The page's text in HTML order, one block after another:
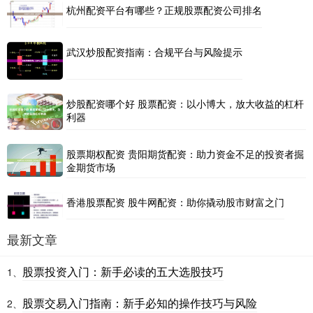
杭州配资平台有哪些？正规股票配资公司排名
武汉炒股配资指南：合规平台与风险提示
炒股配资哪个好 股票配资：以小博大，放大收益的杠杆
利器
股票期权配资 贵阳期货配资：助力资金不足的投资者掘
金期货市场
香港股票配资 股牛网配资：助你撬动股市财富之门
最新文章
1、 股票投资入门：新手必读的五大选股技巧
2、 股票交易入门指南：新手必知的操作技巧与风险